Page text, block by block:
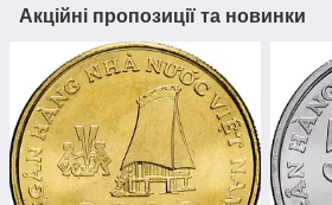
Акційні пропозиції та новинки